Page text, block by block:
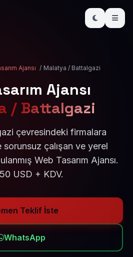
Ajansı / Malatya / Battalgazi
Ajansı
/ Battalgazi
çevresindeki firmalara
çalışan ve yerel
Web Tasarım Ajansı.
50 USD + KDV.
Teklif İste
WhatsApp